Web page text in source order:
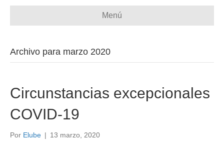
Menú
Archivo para marzo 2020
Circunstancias excepcionales
COVID-19
Por Elube | 13 marzo, 2020